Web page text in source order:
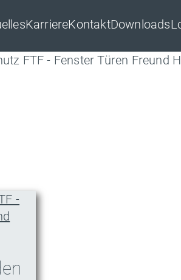
KarriereKontaktDownloads